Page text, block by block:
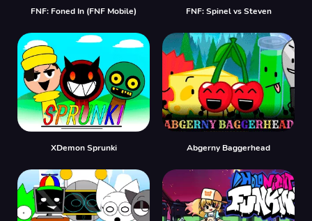
FNF: Foned In (FNF Mobile) FNF: Spinel vs Steven
XDemon Sprunki Abgerny Baggerhead